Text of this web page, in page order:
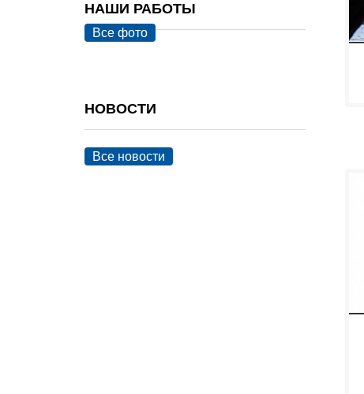
НАШИ РАБОТЫ
Все фото
НОВОСТИ
Все новости